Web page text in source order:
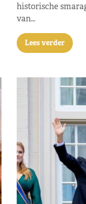
historische
van…
Lees verder